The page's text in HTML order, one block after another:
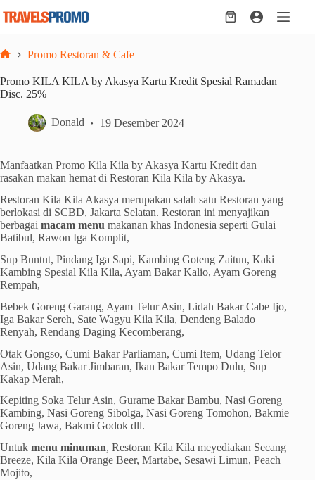
Shopping
Promo Restoran & Cafe
Promo KILA KILA by Akasya Kartu Kredit Spesial Ramadan
Disc. 25%
Donald 19 Desember 2024
Manfaatkan Promo Kila Kila by Akasya Kartu Kredit dan
rasakan makan hemat di Restoran Kila Kila by Akasya.
Restoran Kila Kila Akasya merupakan salah satu Restoran yang
berlokasi di SCBD, Jakarta Selatan. Restoran ini menyajikan
berbagai macam menu makanan khas Indonesia seperti Gulai
Batibul, Rawon Iga Komplit,
Sup Buntut, Pindang Iga Sapi, Kambing Goteng Zaitun, Kaki
Kambing Spesial Kila Kila, Ayam Bakar Kalio, Ayam Goreng
Rempah,
Bebek Goreng Garang, Ayam Telur Asin, Lidah Bakar Cabe Ijo,
Iga Bakar Sereh, Sate Wagyu Kila Kila, Dendeng Balado
Renyah, Rendang Daging Kecomberang,
Otak Gongso, Cumi Bakar Parliaman, Cumi Item, Udang Telor
Asin, Udang Bakar Jimbaran, Ikan Bakar Tempo Dulu, Sup
Kakap Merah,
Kepiting Soka Telur Asin, Gurame Bakar Bambu, Nasi Goreng
Kambing, Nasi Goreng Sibolga, Nasi Goreng Tomohon, Bakmie
Goreng Jawa, Bakmi Godok dll.
Untuk menu minuman, Restoran Kila Kila meyediakan Secang
Breeze, Kila Kila Orange Beer, Martabe, Sesawi Limun, Peach
Mojito,